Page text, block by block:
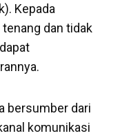
Kepada
dan tidak
bersumber dari
komunikasi